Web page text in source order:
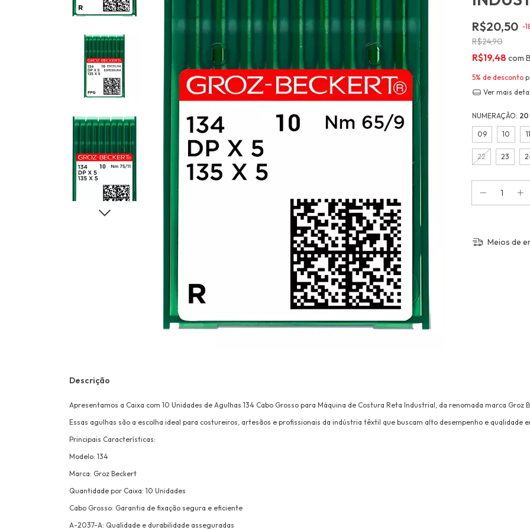
R$20,50 -
R$24,90
R$19,48 com
5% de desconto
Ver mais
NUMERAÇÃO: 20
09 10 11
22 23
Meios de
Descrição
Apresentamos a Caixa com 10 Unidades de Agulhas 134 Cabo Grosso para Máquina de Costura Reta Industrial, da renomada marca Groz
Essas agulhas são a escolha ideal para costureiros, artesãos e profissionais da indústria têxtil que buscam alto desempenho e qualidade
Principais Características:
Modelo: 134
Marca: Groz Beckert
Quantidade por Caixa: 10 Unidades
Cabo Grosso: Garantia de fixação segura e eficiente
A-2037-A: Qualidade e durabilidade asseguradas